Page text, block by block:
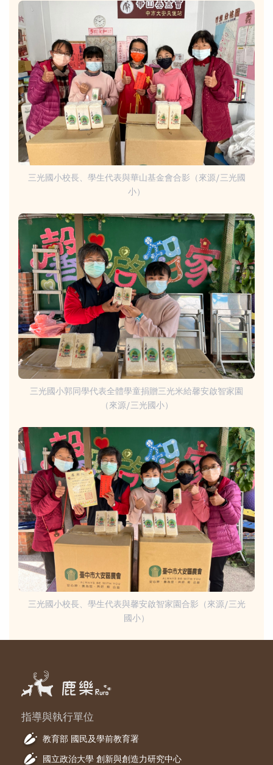
三光國小校長、學生代表與華山基金會合影（來源/三光國
小）
三光國小郭同學代表全體學童捐贈三光米給馨安啟智家園
（來源/三光國小）
三光國小校長、學生代表與馨安啟智家園合影（來源/三光
國小）
指導與執行單位
教育部 國民及學前教育署
國立政治大學 創新與創造力研究中心